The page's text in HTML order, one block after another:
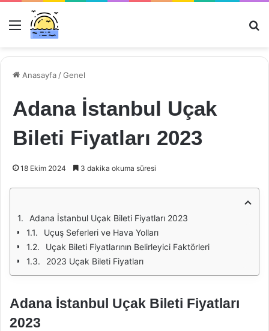
Menü
Anasayfa /Genel
Adana İstanbul Uçak
Bileti Fiyatları 2023
18 Ekim 2024 3 dakika okuma süresi
Adana İstanbul Uçak Bileti Fiyatları 2023
Uçuş Seferleri ve Hava Yolları
Uçak Bileti Fiyatlarının Belirleyici Faktörleri
2023 Uçak Bileti Fiyatları
Adana İstanbul Uçak Bileti Fiyatları
2023